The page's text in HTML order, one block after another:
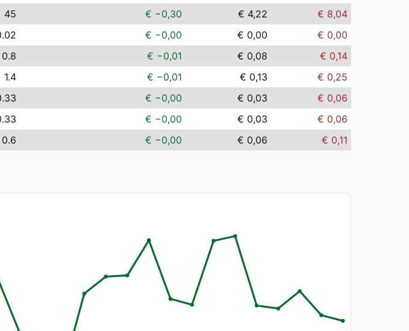
45 € −0,30 € 4,22
€ 8,04
€ −0,00 € 0,00
€ 0,00
0.8 € −0,01 € 0,08
€ 0,14
1.4 € −0,01 € 0,13
€ 0,25
€ −0,00 € 0,03
€ 0,06
€ −0,00 € 0,03
€ 0,06
0.6 € −0,00 € 0,06 € 0,11